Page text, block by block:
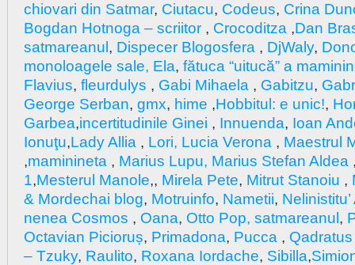
chiovari din Satmar, Ciutacu, Codeus, Crina
Bogdan Hotnoga – scriitor , Crocoditza ,Dan
satmareanul , Dispecer Blogosfera , DjWaly,
monoloagele sale, Ela, fătuca “uitucă” a
Flavius, fleurdulys , Gabi Mihaela , Gabitzu,
George Serban, gmx, hime ,Hobbitul: e unic!,
Garbea,incertitudinile Ginei , Innuenda, Ioan
Ionuţu,Lady Allia , Lori, Lucia Verona , Maestrul
,maminineta , Marius Lupu, Marius Stefan Aldea
1,Mesterul Manole,, Mirela Pete, Mitrut Stanoiu ,
& Mordechai blog, Motruinfo, Nametii,
nenea Cosmos , Oana, Otto Pop, satmareanul ,
Octavian Picioruș, Primadona, Pucca ,
– Tzuky, Raulito, Roxana Iordache, Sibilla,